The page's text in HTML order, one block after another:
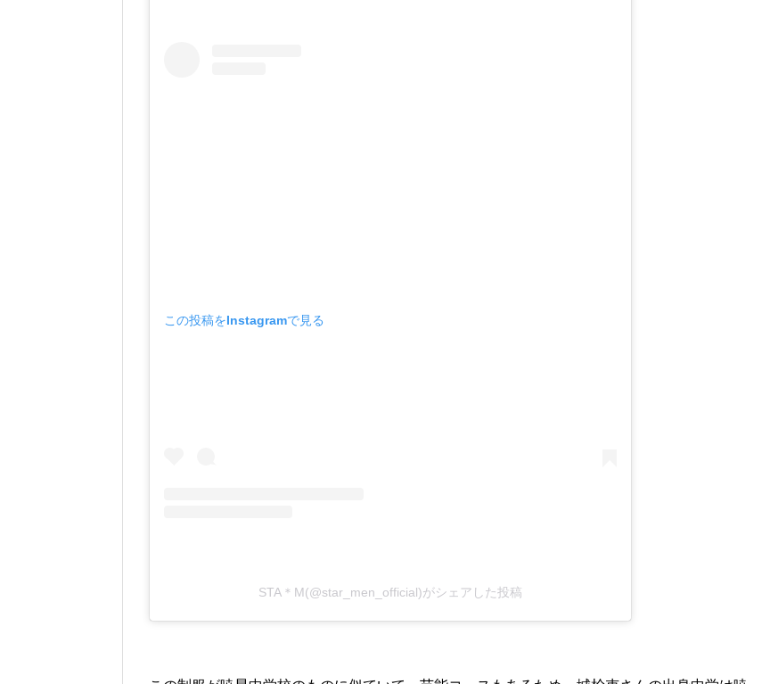
この投稿をInstagramで見る
STA＊M(@star_men_official)がシェアした投稿